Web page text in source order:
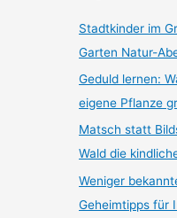
Stadtkinder im
Garten Natur-
Geduld lernen:
eigene Pflanze
Matsch statt
Wald die
Weniger
Geheimtipps für